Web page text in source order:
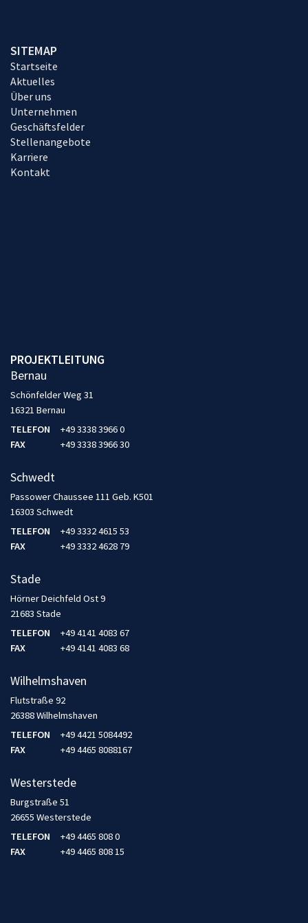
SITEMAP
Startseite
Aktuelles
Über uns
Unternehmen
Geschäftsfelder
Stellenangebote
Karriere
Kontakt
PROJEKTLEITUNG
Bernau
Schönfelder Weg 31
16321 Bernau
TELEFON
+49 3338 3966 0
FAX
+49 3338 3966 30
Schwedt
Passower Chaussee 111 Geb. K501
16303 Schwedt
TELEFON
+49 3332 4615 53
FAX
+49 3332 4628 79
Stade
Hörner Deichfeld Ost 9
21683 Stade
TELEFON
+49 4141 4083 67
FAX
+49 4141 4083 68
Wilhelmshaven
Flutstraße 92
26388 Wilhelmshaven
TELEFON
+49 4421 5084492
FAX
+49 4465 8088167
Westerstede
Burgstraße 51
26655 Westerstede
TELEFON
+49 4465 808 0
FAX
+49 4465 808 15